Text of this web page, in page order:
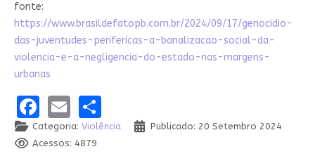
fonte:
https://www.brasildefatopb.com.br/2024/09/17/genocidio-
das-juventudes-perifericas-a-banalizacao-social-da-
violencia-e-a-negligencia-do-estado-nas-margens-
urbanas
Facebook
EmailShare
Categoria: Violência
Publicado: 20 Setembro 2024
Acessos: 4879